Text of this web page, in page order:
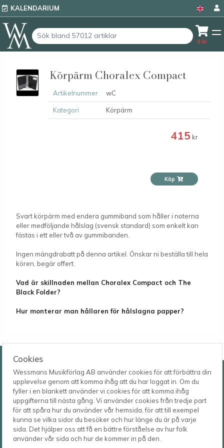
KALENDARIUM
0 kr
Cookies
Wessmans Musikförlag AB använder cookies för att förbättra din
upplevelse genom att komma ihåg att du har loggat in. Om du
fyller i en blankett använder vi cookies för att komma ihåg
uppgifterna till nästa gång. Vi använder cookies från tredje part
för att spåra hur du använder vår hemsida, för att till exempel
kunna se vilka sidor du besöker och hur länge du är på varje
sida. Det hjälper oss att få en bättre förståelse av hur folk
använder vår sida och hur de kommer in på den.
Körpärm Choralex Compact
Artikelnummer wC
Kategori Körpärm
415 kr
Köp
Svart körpärm med endera gummiband som håller i noterna
eller medföljande hålslag (svensk standard) som enkelt kan
fästas i ett eller två av gummibanden.
Ingen mängdrabatt på denna artikel. Önskar ni beställa till hela
kören, begär offert.
Vad är skillnaden mellan Choralex Compact och The
Black Folder?
Hur monterar man hållaren för hålslagna papper?
Wessmans Musikförlag AB
Leverans- och besöksadress
Bingebygatan 11 B
621 41 VISBY
Postadress
Box 1253
621 23 VISBY
Telefon
0498-22 61 32
E-post
order@wessmans.com